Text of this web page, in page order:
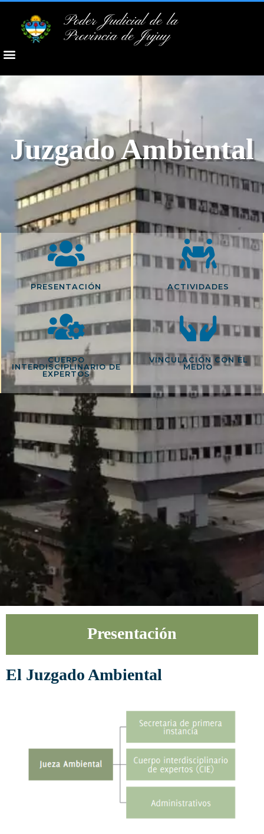
Poder Judicial de la
Provincia de Jujuy
Juzgado Ambiental
PRESENTACIÓN ACTIVIDADES
CUERPO
INTERDISCIPLINARIO DE
EXPERTOS
VINCULACIÓN CON EL
MEDIO
Presentación
El Juzgado Ambiental